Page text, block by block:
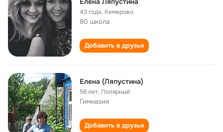
43 года, Кемерово
80 школа
Добавить в друзья
Елена (Ляпустина)
56 лет, Полярный
Гимназия
Добавить в друзья